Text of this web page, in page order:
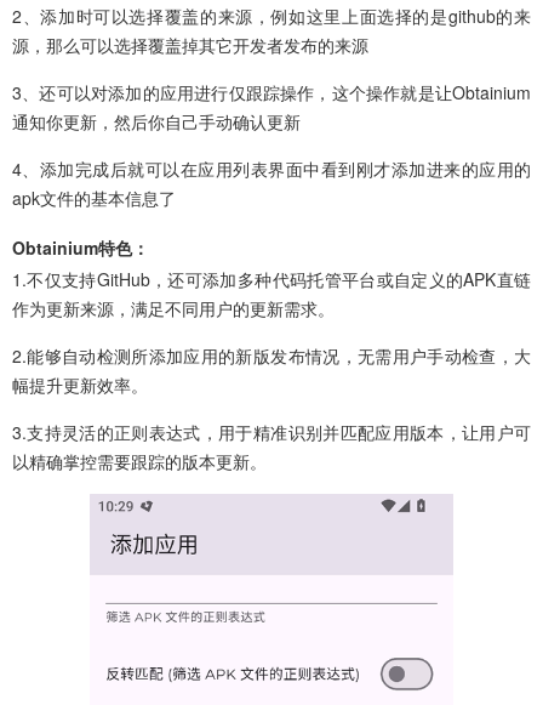
2、添加时可以选择覆盖的来源，例如这里上面选择的是github的来
源，那么可以选择覆盖掉其它开发者发布的来源
3、还可以对添加的应用进行仅跟踪操作，这个操作就是让Obtainium
通知你更新，然后你自己手动确认更新
4、添加完成后就可以在应用列表界面中看到刚才添加进来的应用的
apk文件的基本信息了
Obtainium特色：
1.不仅支持GitHub，还可添加多种代码托管平台或自定义的APK直链
作为更新来源，满足不同用户的更新需求。
2.能够自动检测所添加应用的新版发布情况，无需用户手动检查，大
幅提升更新效率。
3.支持灵活的正则表达式，用于精准识别并匹配应用版本，让用户可
以精确掌控需要跟踪的版本更新。